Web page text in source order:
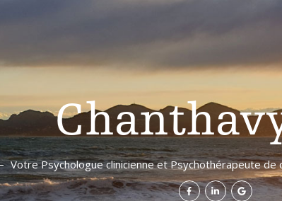
Votre Psychologue clinicienne et Psychothérapeute de